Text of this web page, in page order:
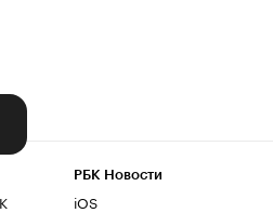
РБК Новости
iOS